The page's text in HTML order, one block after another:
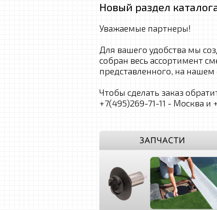
Новый раздел
Уважаемые партнеры!
Для вашего удобства мы
собран весь ассортимент
представленного, на нашем
Чтобы сделать заказ
+7(495)269-71-11 - Москва и